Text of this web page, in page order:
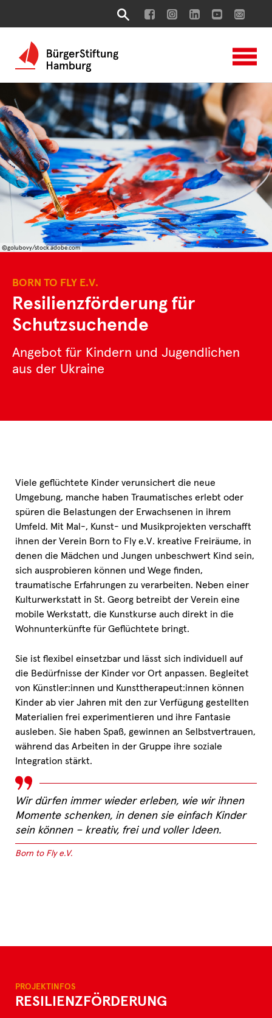
©golubovy/stock.adobe.com
BORN TO FLY E.V.
Resilienzförderung für
Schutzsuchende
Angebot für Kindern und Jugendlichen
aus der Ukraine
Viele geflüchtete Kinder verunsichert die neue
Umgebung, manche haben Traumatisches erlebt oder
spüren die Belastungen der Erwachsenen in ihrem
Umfeld. Mit Mal-, Kunst- und Musikprojekten verschafft
ihnen der Verein Born to Fly e.V. kreative Freiräume, in
denen die Mädchen und Jungen unbeschwert Kind sein,
sich ausprobieren können und Wege finden,
traumatische Erfahrungen zu verarbeiten. Neben einer
Kulturwerkstatt in St. Georg betreibt der Verein eine
mobile Werkstatt, die Kunstkurse auch direkt in die
Wohnunterkünfte für Geflüchtete bringt.
Sie ist flexibel einsetzbar und lässt sich individuell auf
die Bedürfnisse der Kinder vor Ort anpassen. Begleitet
von Künstler:innen und Kunsttherapeut:innen können
Kinder ab vier Jahren mit den zur Verfügung gestellten
Materialien frei experimentieren und ihre Fantasie
ausleben. Sie haben Spaß, gewinnen an Selbstvertrauen,
während das Arbeiten in der Gruppe ihre soziale
Integration stärkt.
Wir dürfen immer wieder erleben, wie wir ihnen
Momente schenken, in denen sie einfach Kinder
sein können – kreativ, frei und voller Ideen.
Born to Fly e.V.
PROJEKTINFOS
RESILIENZFÖRDERUNG